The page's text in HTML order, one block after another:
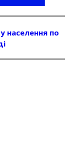
населення по